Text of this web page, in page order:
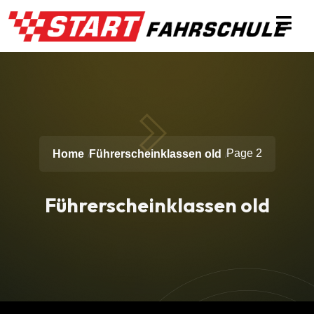
Home Führerscheinklassen old Page 2
Führerscheinklassen old